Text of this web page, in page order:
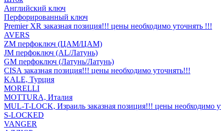
Английский ключ
Перфорированный ключ
Premier XR заказная позиция!!! цены необходимо уточнять !!!
AVERS
ZM перфоключ (ЦАМ/ЦАМ)
JМ перфоключ (АL/Латунь)
GM перфоключ (Латунь/Латунь)
CISA заказная позиция!!! цены необходимо уточнять!!!
KALE, Турция
MORELLI
MOTTURA, Италия
MUL-T-LOCK, Израиль заказная позиция!!! цены необходимо
S-LOCKED
VANGER